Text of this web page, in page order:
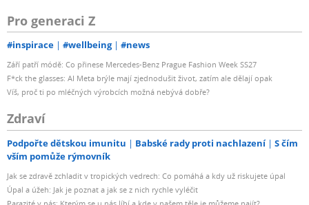
Pro generaci Z
#inspirace #wellbeing #news
Září patří módě: Co přinese Mercedes-Benz Prague Fashion Week SS27
F*ck the glasses: AI Meta brýle mají zjednodušit život, zatím ale dělají opak
Víš, proč ti po mléčných výrobcích možná nebývá dobře?
Zdraví
Podpořte dětskou imunitu Babské rady proti nachlazení
S čím
vším pomůže rýmovník
Jak se zdravě zchladit v tropických vedrech: Co pomáhá a kdy už riskujete úpal
Úpal a úžeh: Jak je poznat a jak se z nich rychle vyléčit